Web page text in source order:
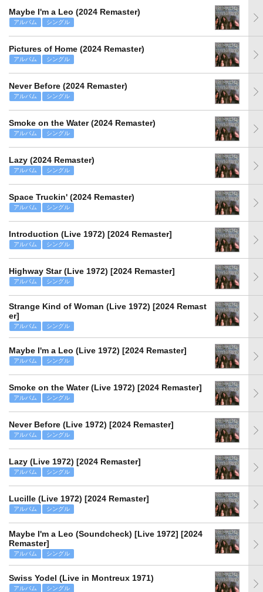
Maybe I'm a Leo (2024 Remaster)
アルバム シングル
Pictures of Home (2024 Remaster)
アルバム シングル
Never Before (2024 Remaster)
アルバム シングル
Smoke on the Water (2024 Remaster)
アルバム シングル
Lazy (2024 Remaster)
アルバム シングル
Space Truckin' (2024 Remaster)
アルバム シングル
Introduction (Live 1972) [2024 Remaster]
アルバム シングル
Highway Star (Live 1972) [2024 Remaster]
アルバム シングル
Strange Kind of Woman (Live 1972) [2024 Remast
er]
アルバム シングル
Maybe I'm a Leo (Live 1972) [2024 Remaster]
アルバム シングル
Smoke on the Water (Live 1972) [2024 Remaster]
アルバム シングル
Never Before (Live 1972) [2024 Remaster]
アルバム シングル
Lazy (Live 1972) [2024 Remaster]
アルバム シングル
Lucille (Live 1972) [2024 Remaster]
アルバム シングル
Maybe I'm a Leo (Soundcheck) [Live 1972] [2024
Remaster]
アルバム シングル
Swiss Yodel (Live in Montreux 1971)
アルバム シングル